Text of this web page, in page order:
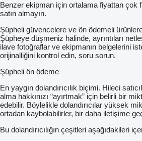
Benzer ekipman için ortalama fiyattan çok
satın almayın.
Şüpheli güvencelere ve ön ödemeli
Şüpheye düşmeniz halinde, ayrıntıları
ilave fotoğraflar ve ekipmanın belgelerini
orijinalliğini kontrol edin, soru sorun.
Şüpheli ön ödeme
En yaygın dolandırıcılık biçimi. Hileci
alma hakkınızı “ayırtmak” için belirli bir
edebilir. Böylelikle dolandırıcılar yüksek
ortadan kaybolabilirler, bir daha iletişime
Bu dolandırıcılığın çeşitleri aşağıdakileri